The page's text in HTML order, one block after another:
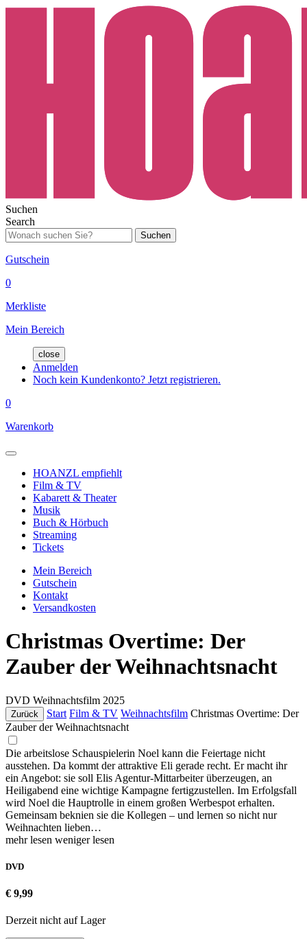
Suchen
Search
Suchen
Gutschein
0
Merkliste
Mein Bereich
close
Anmelden
Noch kein Kundenkonto? Jetzt registrieren.
0
Warenkorb
HOANZL empfiehlt
Film & TV
Kabarett & Theater
Musik
Buch & Hörbuch
Streaming
Tickets
Mein Bereich
Gutschein
Kontakt
Versandkosten
Christmas Overtime: Der
Zauber der Weihnachtsnacht
DVD Weihnachtsfilm 2025
Zurück Start Film & TV Weihnachtsfilm Christmas Overtime: Der
Zauber der Weihnachtsnacht
Die arbeitslose Schauspielerin Noel kann die Feiertage nicht
ausstehen. Da kommt der attraktive Eli gerade recht. Er macht ihr
ein Angebot: sie soll Elis Agentur-Mittarbeiter überzeugen, an
Heiligabend eine wichtige Kampagne fertigzustellen. Im Erfolgsfall
wird Noel die Hauptrolle in einem großen Werbespot erhalten.
Gemeinsam beknien sie die Kollegen – und lernen so nicht nur
Weihnachten lieben…
mehr lesen weniger lesen
DVD
€ 9,99
Derzeit nicht auf Lager